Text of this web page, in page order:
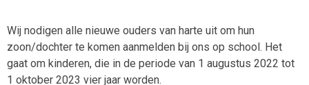
Wij nodigen alle nieuwe ouders van harte uit om hun
zoon/dochter te komen aanmelden bij ons op school. Het
gaat om kinderen, die in de periode van 1 augustus 2022 tot
1 oktober 2023 vier jaar worden.